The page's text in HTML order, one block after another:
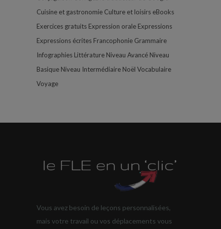
Cuisine et gastronomie Culture et loisirs eBooks
Exercices gratuits Expression orale Expressions
Expressions écrites Francophonie Grammaire
Infographies Littérature Niveau Avancé Niveau
Basique Niveau Intermédiaire Noël Vocabulaire
Voyage
Vous avez besoin de leçons personnalisées,
mais votre travail ou vos déplacements vous